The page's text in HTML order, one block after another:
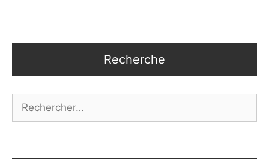
Recherche